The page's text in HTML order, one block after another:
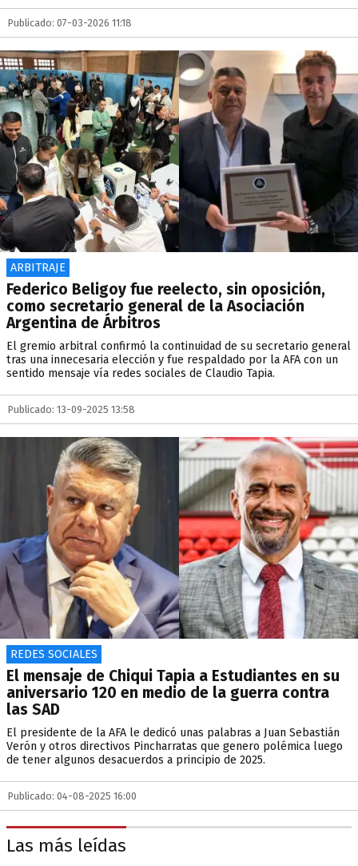
Publicado: 07-03-2026 11:18
ARBITRAJE
Federico Beligoy fue reelecto, sin oposición,
como secretario general de la Asociación
Argentina de Árbitros
El gremio arbitral confirmó la continuidad de su secretario general
tras una innecesaria elección y fue respaldado por la AFA con un
sentido mensaje vía redes sociales de Claudio Tapia.
Publicado: 13-09-2025 13:58
REDES SOCIALES
El mensaje de Chiqui Tapia a Estudiantes en su
aniversario 120 en medio de la guerra contra
las SAD
El presidente de la AFA le dedicó unas palabras a Juan Sebastián
Verón y otros directivos Pincharratas que genero polémica luego
de tener algunos desacuerdos a principio de 2025.
Publicado: 04-08-2025 16:00
Las más leídas